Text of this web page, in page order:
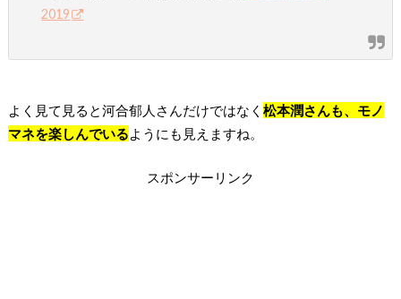
2019
よく見て見ると河合郁人さんだけではなく 松本潤さんも、モノ
マネを楽しんでいるようにも見えますね。
スポンサーリンク